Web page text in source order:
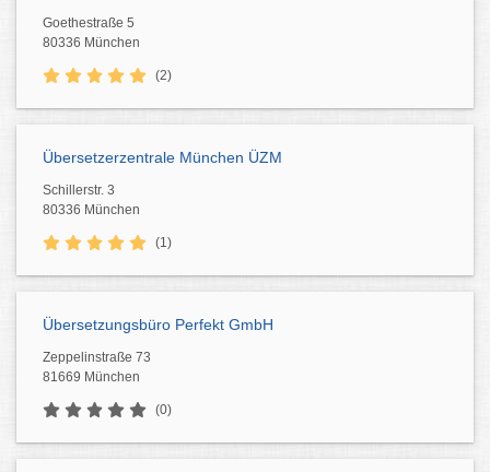
Goethestraße 5
80336 München
(2)
Übersetzerzentrale München ÜZM
Schillerstr. 3
80336 München
(1)
Übersetzungsbüro Perfekt GmbH
Zeppelinstraße 73
81669 München
(0)